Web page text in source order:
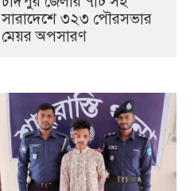
সারাদেশে ৩২৩ পৌরসভার
মেয়র অপসারণ